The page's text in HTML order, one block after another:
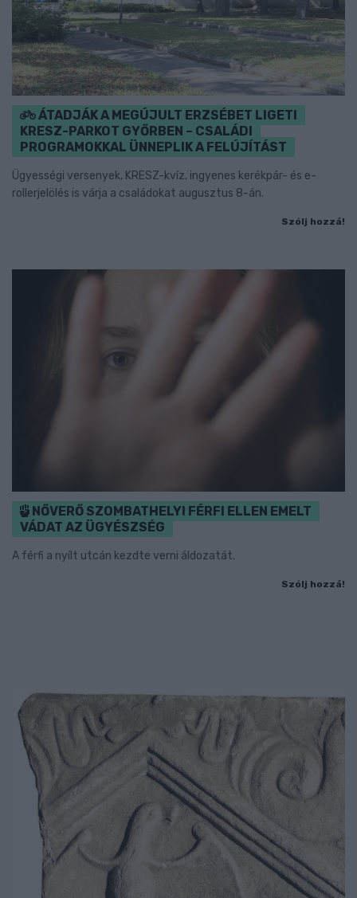
ÁTADJÁK A MEGÚJULT ERZSÉBET LIGETI
KRESZ-PARKOT GYŐRBEN – CSALÁDI
PROGRAMOKKAL ÜNNEPLIK A FELÚJÍTÁST
Ügyességi versenyek, KRESZ-kvíz, ingyenes kerékpár- és e-
rollerjelölés is várja a családokat augusztus 8-án.
Szólj hozzá!
NŐVERŐ SZOMBATHELYI FÉRFI ELLEN EMELT
VÁDAT AZ ÜGYÉSZSÉG
A férfi a nyílt utcán kezdte verni áldozatát.
Szólj hozzá!